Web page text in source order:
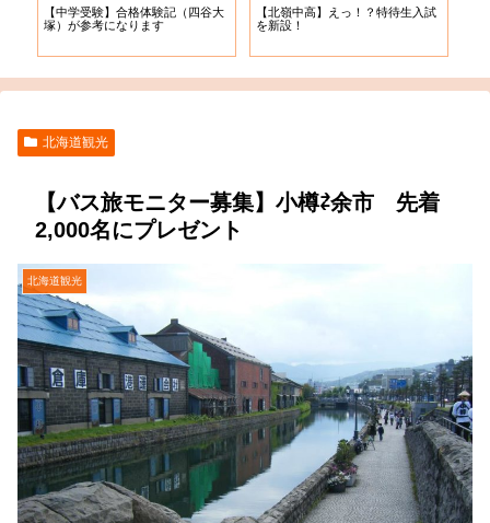
【中学受験】合格体験記（四谷大
塚）が参考になります
【北嶺中高】えっ！？特待生入試
を新設！
北海道観光
【バス旅モニター募集】小樽⇄余市 先着
2,000名にプレゼント
北海道観光